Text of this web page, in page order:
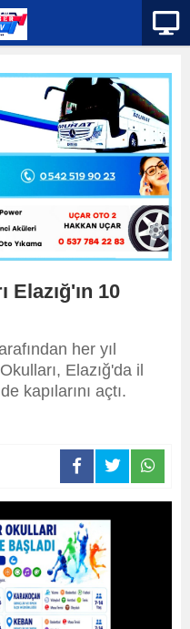
Elazığ'ın 10
her yıl
Elazığ'da il
kapılarını açtı.